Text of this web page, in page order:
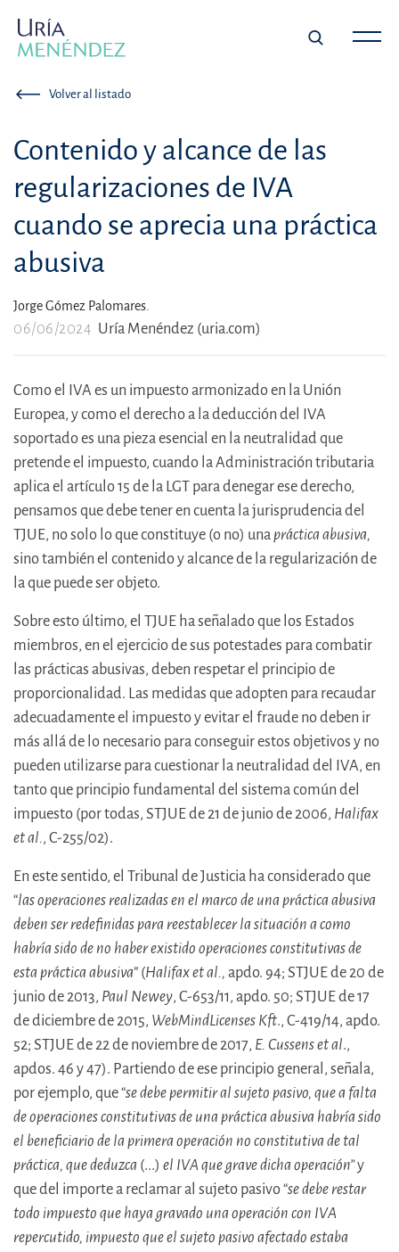
Volver al listado
Contenido y alcance de las
regularizaciones de IVA
cuando se aprecia una práctica
abusiva
Jorge Gómez Palomares.
06/06/2024 Uría Menéndez (uria.com)
Como el IVA es un impuesto armonizado en la Unión
Europea, y como el derecho a la deducción del IVA
soportado es una pieza esencial en la neutralidad que
pretende el impuesto, cuando la Administración tributaria
aplica el artículo 15 de la LGT para denegar ese derecho,
pensamos que debe tener en cuenta la jurisprudencia del
TJUE, no solo lo que constituye (o no) unapráctica abusiva,
sino también el contenido y alcance de la regularización de
la que puede ser objeto.
Sobre esto último, el TJUE ha señalado que los Estados
miembros, en el ejercicio de sus potestades para combatir
las prácticas abusivas, deben respetar el principio de
proporcionalidad. Las medidas que adopten para recaudar
adecuadamente el impuesto y evitar el fraude no deben ir
más allá de lo necesario para conseguir estos objetivos y no
pueden utilizarse para cuestionar la neutralidad del IVA, en
tanto que principio fundamental del sistema común del
impuesto (por todas, STJUE de 21 de junio de 2006, Halifax
et al., C-255/02).
En este sentido, el Tribunal de Justicia ha considerado que
“las operaciones realizadas en el marco de una práctica abusiva
deben ser redefinidas para reestablecer la situación a como
habría sido de no haber existido operaciones constitutivas de
esta práctica abusiva” (Halifax et al., apdo. 94; STJUE de 20 de
junio de 2013, Paul Newey, C-653/11, apdo. 50; STJUE de 17
de diciembre de 2015, WebMindLicenses Kft., C-419/14, apdo.
52; STJUE de 22 de noviembre de 2017, E. Cussens et al.,
apdos. 46 y 47). Partiendo de ese principio general, señala,
por ejemplo, que “se debe permitir al sujeto pasivo, que a falta
de operaciones constitutivas de una práctica abusiva habría sido
el beneficiario de la primera operación no constitutiva de tal
práctica, que deduzca (...) el IVA que grave dicha operación”y
que del importe a reclamar al sujeto pasivo “se debe restar
todo impuesto que haya gravado una operación con IVA
repercutido, impuesto que el sujeto pasivo afectado estaba